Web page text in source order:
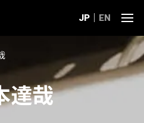
JP EN
達哉